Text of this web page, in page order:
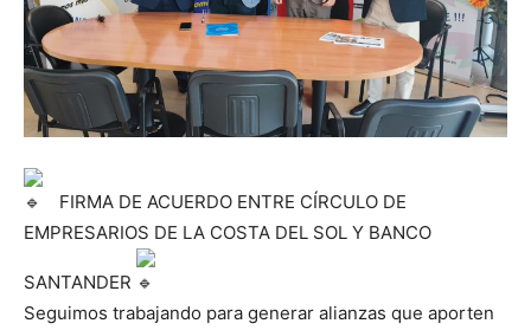
FIRMA DE ACUERDO ENTRE CÍRCULO DE
EMPRESARIOS DE LA COSTA DEL SOL Y BANCO
SANTANDER
Seguimos trabajando para generar alianzas que aporten